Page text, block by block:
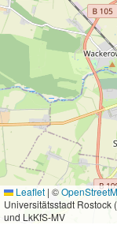
Leaflet | ©
Universitätsstadt Rostock (
und LkKfS-MV